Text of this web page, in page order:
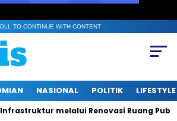
TO CONTINUE WITH CONTENT
NASIONAL POLITIK LIFESTYLE
melalui Renovasi Ruang Publik